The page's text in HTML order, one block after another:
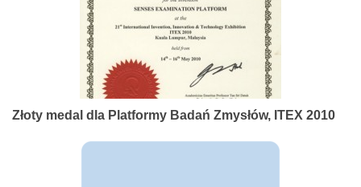
Złoty medal dla Platformy Badań Zmysłów, ITEX 2010